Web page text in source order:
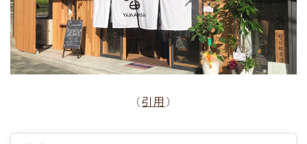
（引用 ）